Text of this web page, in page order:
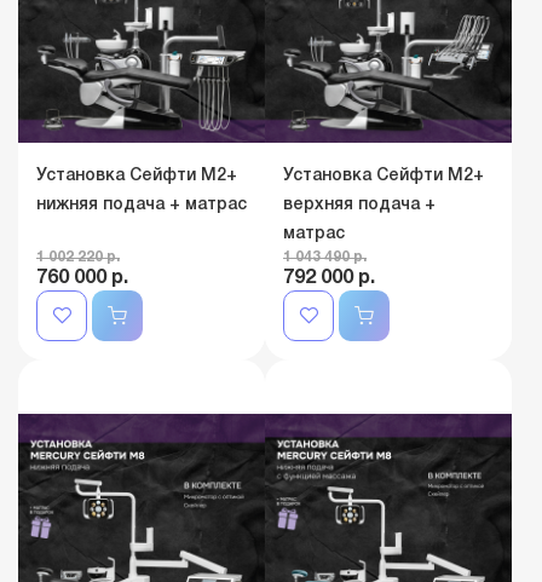
Установка Сейфти M2+
нижняя подача + матрас
1 002 220 р.
760 000 р.
Установка Сейфти M2+
верхняя подача +
матрас
1 043 490 р.
792 000 р.